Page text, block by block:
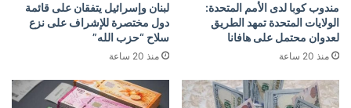
مندوب كوبا لدى الأمم المتحدة:
الولايات المتحدة تمهد الطريق
لعدوان محتمل على هافانا
منذ 20 ساعة
لبنان وإسرائيل يتفقان على قائمة
دول مختصرة للإشراف على نزع
سلاح “حزب الله”
منذ 20 ساعة